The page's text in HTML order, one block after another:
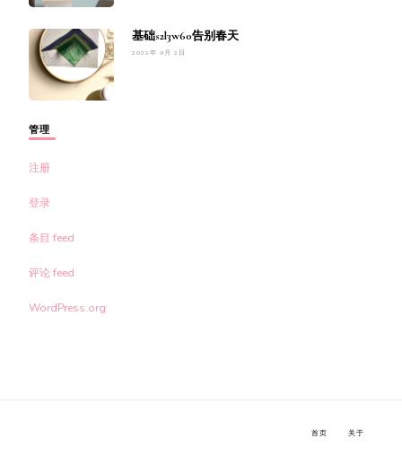
基础s2l3w60告别春天
2022年 9月 2日
管理
注册
登录
条目 feed
评论 feed
WordPress.org
首页 关于